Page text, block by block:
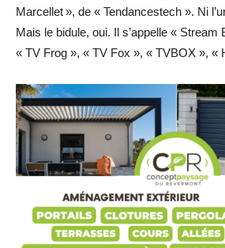
Marcellet », de « Tendancestech ». Ni
Mais le bidule, oui. Il s’appelle « Stream
« TV Frog », « TV Fox », « TVBOX », «